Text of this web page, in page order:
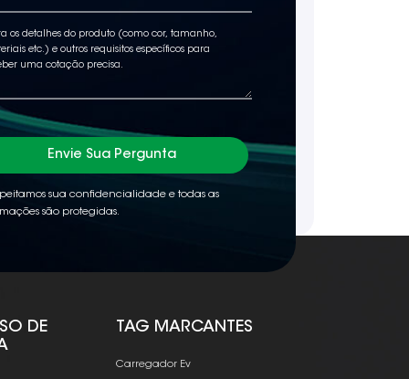
Envie Sua Pergunta
sua confidencialidade e todas as
são protegidas.
DE
TAG MARCANTES
Carregador Ev